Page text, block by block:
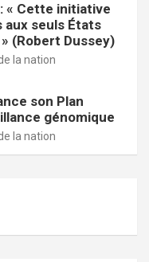
« Cette initiative
aux seuls États
(Robert Dussey)
la nation
son Plan
génomique
la nation